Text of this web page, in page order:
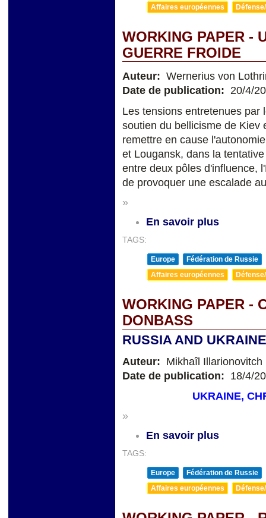
Affaires européennes
WORKING PAPER -
GUERRE FROIDE
Auteur: Wernerius von
Date de publication: 20/4/
Les tensions entretenues par
soutien du bellicisme de Kiev
remettre en cause
et Lougansk, dans la
entre deux pôles d'influence,
de provoquer une escalade
»
En savoir plus
TAGS:
Europe
Fédération de Russie
Affaires européennes
WORKING PAPER -
DONBASS
RUSSIA AND UKRAINE
Auteur: Mikhaîl Illarionovitch
Date de publication: 18/4/
UKRAINE,
»
En savoir plus
TAGS:
Europe
Fédération de Russie
Affaires européennes